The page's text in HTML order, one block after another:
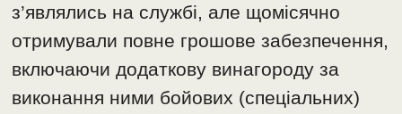
з’являлись на службі, але щомісячно
отримували повне грошове забезпечення,
включаючи додаткову винагороду за
виконання ними бойових (спеціальних)